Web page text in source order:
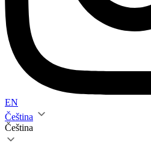
EN
Čeština
Čeština